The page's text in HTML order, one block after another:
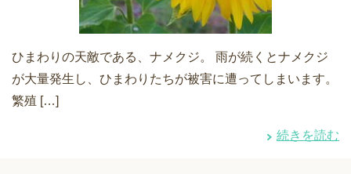
ひまわりの天敵である、ナメクジ。 雨が続くとナメクジ
が大量発生し、ひまわりたちが被害に遭ってしまいます。
繁殖 […]
続きを読む